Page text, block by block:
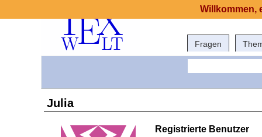
Fragen
Julia
Registrierte Benutzer
Willkommen,